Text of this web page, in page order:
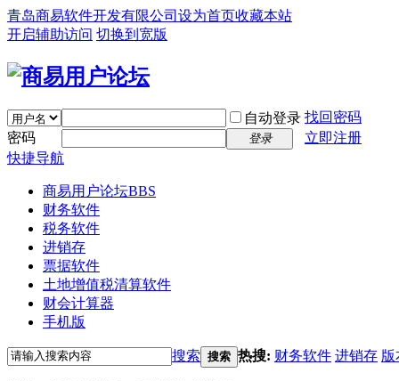
青岛商易软件开发有限公司 设为首页收藏本站
开启辅助访问 切换到宽版
自动登录 找回密码
密码
登录
立即注册
快捷导航
商易用户论坛BBS
财务软件
税务软件
进销存
票据软件
土地增值税清算软件
财会计算器
手机版
搜索 搜索 热搜: 财务软件 进销存 版